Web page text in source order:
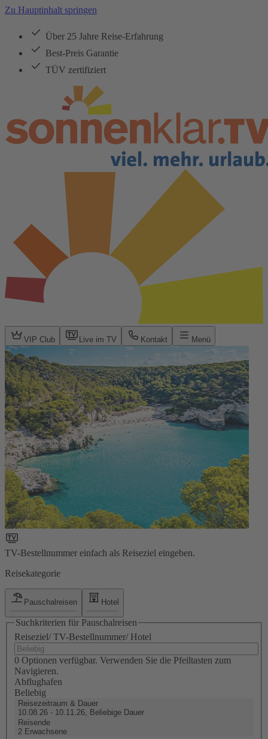
Zu Hauptinhalt springen
Über 25 Jahre Reise-Erfahrung
Best-Preis Garantie
TÜV zertifiziert
VIP Club Live im TV Kontakt Menü
TV-Bestellnummer einfach als Reiseziel eingeben.
Reisekategorie
Pauschalreisen Hotel
Suchkriterien für Pauschalreisen
Reiseziel/ TV-Bestellnummer/ Hotel
0 Optionen verfügbar. Verwenden Sie die Pfeiltasten zum
Navigieren.
Abflughafen
Beliebig
Reisezeitraum & Dauer
10.08.26 - 10.11.26, Beliebige Dauer
Reisende
2 Erwachsene